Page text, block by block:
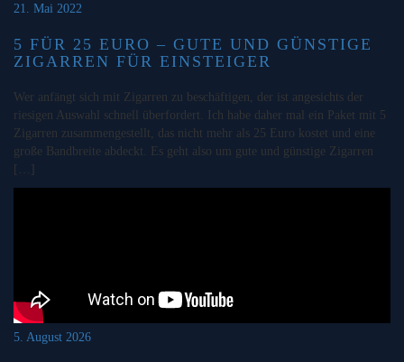
21. Mai 2022
5 FÜR 25 EURO – GUTE UND GÜNSTIGE
ZIGARREN FÜR EINSTEIGER
Wer anfängt sich mit Zigarren zu beschäftigen, der ist angesichts der
riesigen Auswahl schnell überfordert. Ich habe daher mal ein Paket mit 5
Zigarren zusammengestellt, das nicht mehr als 25 Euro kostet und eine
große Bandbreite abdeckt. Es geht also um gute und günstige Zigarren
5. August 2026